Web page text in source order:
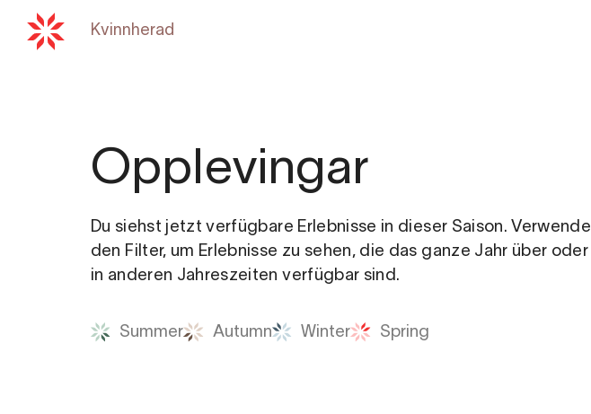
Kvinnherad
Opplevingar
Du siehst jetzt verfügbare Erlebnisse in dieser Saison. Verwende
den Filter, um Erlebnisse zu sehen, die das ganze Jahr über oder
in anderen Jahreszeiten verfügbar sind.
Summer Autumn Winter Spring